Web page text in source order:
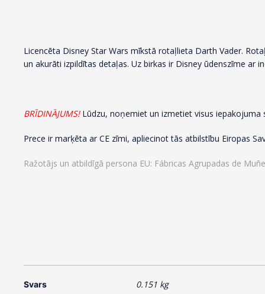
Licencēta Disney Star Wars mīkstā rotaļlieta Darth Vader.
un akurāti izpildītas detaļas. Uz birkas ir Disney ūdenszīme ar
BRĪDINĀJUMS!Lūdzu, noņemiet un izmetiet visus iepakojuma
Prece ir marķēta ar CE zīmi, apliecinot tās atbilstību Eiropas
Ražotājs un atbildīgā persona EU: Fábricas Agrupadas de
Svars 0.151 kg